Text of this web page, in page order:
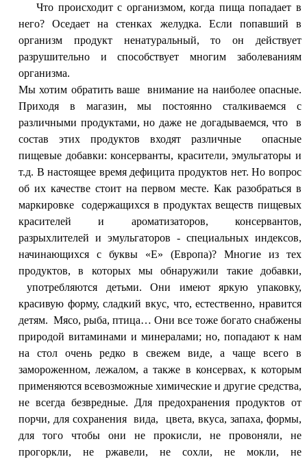
Что происходит с организмом, когда пища попадает в
него? Оседает на стенках желудка. Если попавший в
организм продукт ненатуральный, то он действует
разрушительно и способствует многим заболеваниям
организма.
Мы хотим обратить ваше внимание на наиболее опасные.
Приходя в магазин, мы постоянно сталкиваемся с
различными продуктами, но даже не догадываемся, что в
состав этих продуктов входят различные опасные
пищевые добавки: консерванты, красители, эмульгаторы и
т.д. В настоящее время дефицита продуктов нет. Но вопрос
об их качестве стоит на первом месте. Как разобраться в
маркировке содержащихся в продуктах веществ пищевых
красителей и ароматизаторов, консервантов,
разрыхлителей и эмульгаторов - специальных индексов,
начинающихся с буквы «Е» (Европа)?Многие из тех
продуктов, в которых мы обнаружили такие добавки,
употребляются детьми. Они имеют яркую упаковку,
красивую форму, сладкий вкус, что, естественно, нравится
детям. Мясо, рыба, птица… Они все тоже богато снабжены
природой витаминами и минералами; но, попадают к нам
на стол очень редко в свежем виде, а чаще всего в
замороженном, лежалом, а также в консервах, к которым
применяются всевозможные химические и другие средства,
не всегда безвредные. Для предохранения продуктов от
порчи, для сохранения вида, цвета, вкуса, запаха, формы,
для того чтобы они не прокисли, не провоняли, не
прогоркли, не ржавели, не сохли, не мокли, не